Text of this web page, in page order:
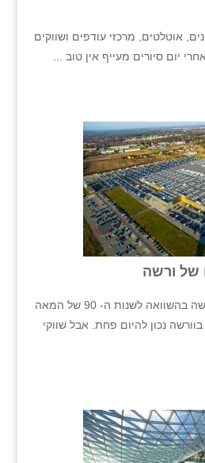
אוטלטים, מרכזי עודפים ושווקים
יום סיורים מעייף אין טוב ...
של ורשה
השווקים והבזארים של ורשה בהשוואה לשנות ה- 90 של המאה
נכון להיום פחת. אבל שווקי